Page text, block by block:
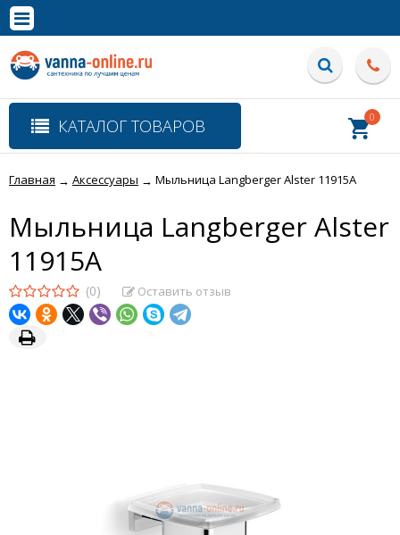
Полная версия сайта
КАТАЛОГ ТОВАРОВ 0
Главная → Аксессуары → Мыльница Langberger Alster 11915A
Мыльница Langberger Alster
11915A
(0) Оставить отзыв